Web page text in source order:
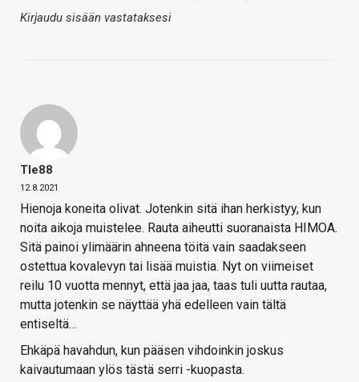
Kirjaudu sisään vastataksesi
Tle88
12.8.2021
Hienoja koneita olivat. Jotenkin sitä ihan herkistyy, kun
noita aikoja muistelee. Rauta aiheutti suoranaista HIMOA.
Sitä painoi ylimäärin ahneena töitä vain saadakseen
ostettua kovalevyn tai lisää muistia. Nyt on viimeiset
reilu 10 vuotta mennyt, että jaa jaa, taas tuli uutta rautaa,
mutta jotenkin se näyttää yhä edelleen vain tältä
entiseltä…
Ehkäpä havahdun, kun pääsen vihdoinkin joskus
kaivautumaan ylös tästä serri -kuopasta.